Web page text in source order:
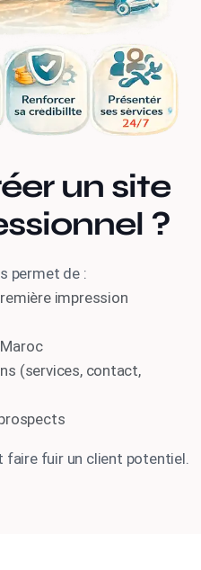
un site
?
permet de :
impression
(services, contact,
faire fuir un client potentiel.